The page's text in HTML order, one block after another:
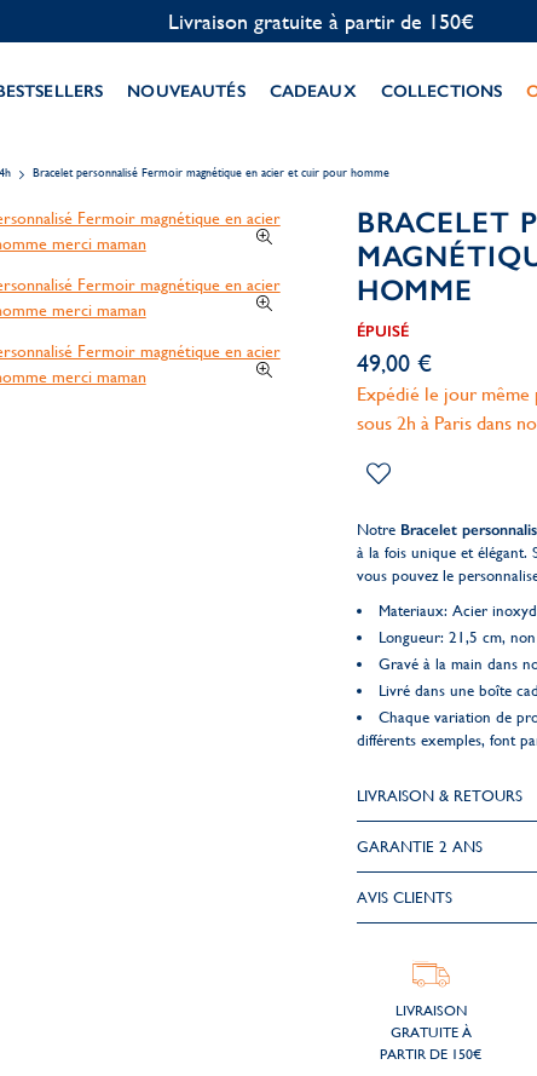
Personnalisation offerte
NOUVEAUTÉS CADEAUX COLLECTIONS
Bracelet personnalisé Fermoir magnétique en acier et cuir pour homme
BRACELET
HOMME
ÉPUISÉ
49,00 €
Expédié le jour
sous 2h à Paris dans
Notre Bracelet
à la fois unique et élégant.
vous pouvez le
Materiaux: Acier
Longueur: 21,5 cm,
Gravé à la main dans
Livré dans une boîte
Chaque variation de
différents exemples, font
LIVRAISON & RETOURS
GARANTIE 2 ANS
AVIS CLIENTS
LIVRAISON
GRATUITE À
PARTIR DE 150€